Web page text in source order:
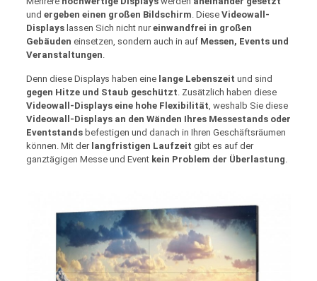
und ergeben einen großen Bildschirm. Diese Videowall-
Displayslassen Sich nicht nureinwandfrei in großen
Gebäuden einsetzen, sondern auch in auf Messen, Events und
Veranstaltungen.
Denn diese Displays haben eine lange Lebenszeit und sind
gegen Hitze und Staub geschützt. Zusätzlich haben diese
Videowall-Displays eine hohe Flexibilität, weshalb Sie diese
Videowall-Displays an den Wänden Ihres Messestands oder
Eventstandsbefestigen und danach in Ihren Geschäftsräumen
können. Mit der langfristigen Laufzeit gibt es auf der
ganztägigen Messe und Event kein Problem der Überlastung.